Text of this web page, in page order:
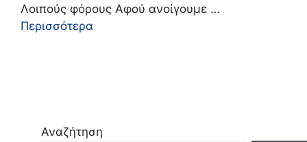
Λοιπούς φόρους Αφού ανοίγουμε …
Περισσότερα
Αναζήτηση